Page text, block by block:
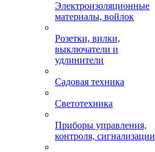
Электроизоляционные
материалы, войлок
Розетки, вилки,
выключатели и
удлинители
Садовая техника
Светотехника
Приборы управления,
контроля, сигнализации